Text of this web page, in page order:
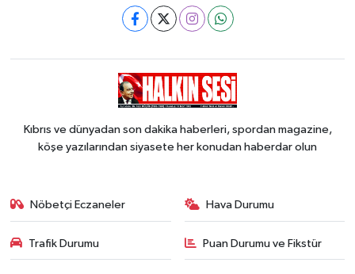
Kıbrıs ve dünyadan son dakika haberleri, spordan magazine,
köşe yazılarından siyasete her konudan haberdar olun
Nöbetçi Eczaneler Hava Durumu
Trafik Durumu Puan Durumu ve Fikstür